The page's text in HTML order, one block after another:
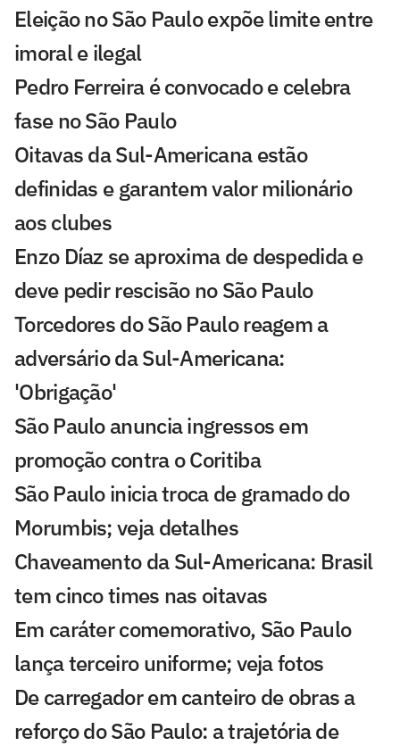
Eleição no São Paulo expõe limite entre
imoral e ilegal
Pedro Ferreira é convocado e celebra
fase no São Paulo
Oitavas da Sul-Americana estão
definidas e garantem valor milionário
aos clubes
Enzo Díaz se aproxima de despedida e
deve pedir rescisão no São Paulo
Torcedores do São Paulo reagem a
adversário da Sul-Americana:
'Obrigação'
São Paulo anuncia ingressos em
promoção contra o Coritiba
São Paulo inicia troca de gramado do
Morumbis; veja detalhes
Chaveamento da Sul-Americana: Brasil
tem cinco times nas oitavas
Em caráter comemorativo, São Paulo
lança terceiro uniforme; veja fotos
De carregador em canteiro de obras a
reforço do São Paulo: a trajetória de